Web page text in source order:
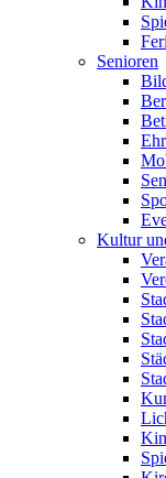
Senioren
Kultur